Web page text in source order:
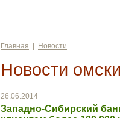
Главная Новости
Новости
26.06.2014
Западно-Сибирский